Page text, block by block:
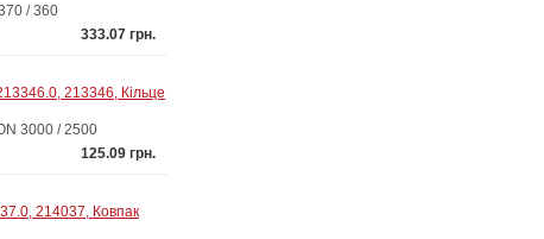
/ 360
333.07 грн.
213346, Кільце
3000 / 2500
125.09 грн.
214037, Ковпак